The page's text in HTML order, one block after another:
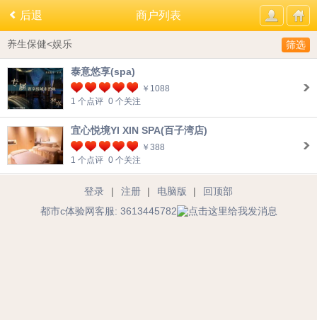
后退 商户列表
筛选
养生保健<娱乐
泰意悠享(spa)
￥1088
1 个点评 0 个关注
宜心悦境YI XIN SPA(百子湾店)
￥388
1 个点评 0 个关注
登录 | 注册 | 电脑版 |
回顶部
都市c体验网客服: 3613445782